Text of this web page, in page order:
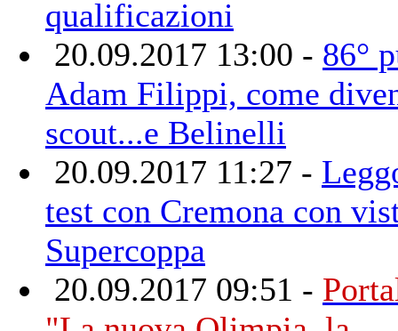
qualificazioni
20.09.2017 13:00 - 86°
Adam Filippi, come
scout...e Belinelli
20.09.2017 11:27 -
test con Cremona con
Supercoppa
20.09.2017 09:51 -